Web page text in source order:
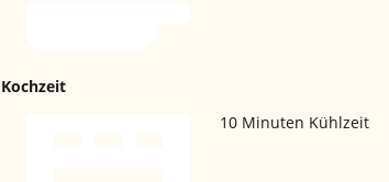
Kochzeit
10 Minuten Kühlzeit